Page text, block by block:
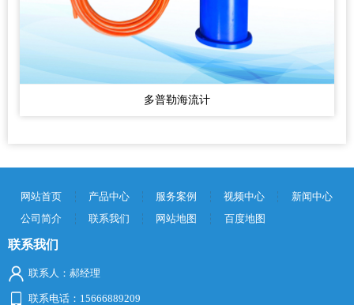
多普勒海流计
网站首页 产品中心 服务案例 视频中心
新闻中心
公司简介
联系我们 网站地图 百度地图
联系我们
联系人：郝经理
联系电话：15666889209